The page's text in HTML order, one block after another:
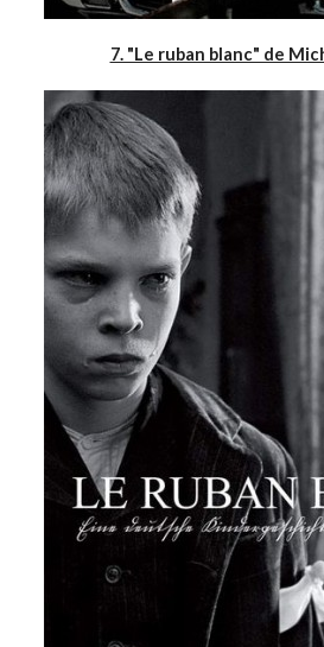
7. "Le ruban blanc" de